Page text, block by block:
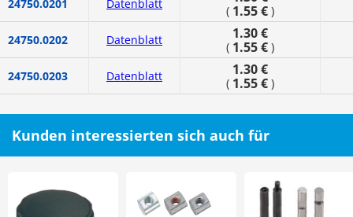
24750.0201 Datenblatt ( 1.55 € )
24750.0202 Datenblatt 1.30 €
( 1.55 € )
24750.0203 Datenblatt 1.30 €
( 1.55 € )
Kunden interessierten sich auch für